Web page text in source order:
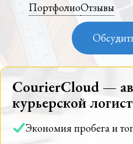
ПортфолиоОтзывы
CourierCloud —
курьерской
Экономия пробега и